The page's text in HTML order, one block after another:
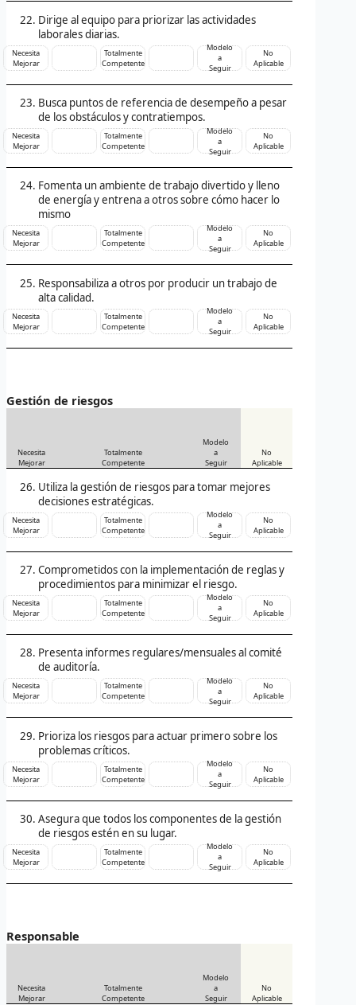
Dirige al equipo para priorizar las actividades
laborales diarias.
Necesita
Mejorar
Totalmente
Competente
Modelo
a
Seguir
No
Aplicable
Busca puntos de referencia de desempeño a pesar
de los obstáculos y contratiempos.
Necesita
Mejorar
Totalmente
Competente
Modelo
a
Seguir
No
Aplicable
Fomenta un ambiente de trabajo divertido y lleno
de energía y entrena a otros sobre cómo hacer lo
mismo
Necesita
Mejorar
Totalmente
Competente
Modelo
a
Seguir
No
Aplicable
Responsabiliza a otros por producir un trabajo de
alta calidad.
Necesita
Mejorar
Totalmente
Competente
Modelo
a
Seguir
No
Aplicable
Gestión de riesgos
Necesita
Mejorar
Totalmente
Competente
Modelo
a
Seguir
No
Aplicable
Utiliza la gestión de riesgos para tomar mejores
decisiones estratégicas.
Necesita
Mejorar
Totalmente
Competente
Modelo
a
Seguir
No
Aplicable
Comprometidos con la implementación de reglas y
procedimientos para minimizar el riesgo.
Necesita
Mejorar
Totalmente
Competente
Modelo
a
Seguir
No
Aplicable
Presenta informes regulares/mensuales al comité
de auditoría.
Necesita
Mejorar
Totalmente
Competente
Modelo
a
Seguir
No
Aplicable
Prioriza los riesgos para actuar primero sobre los
problemas críticos.
Necesita
Mejorar
Totalmente
Competente
Modelo
a
Seguir
No
Aplicable
Asegura que todos los componentes de la gestión
de riesgos estén en su lugar.
Necesita
Mejorar
Totalmente
Competente
Modelo
a
Seguir
No
Aplicable
Responsable
Necesita
Mejorar
Totalmente
Competente
Modelo
a
Seguir
No
Aplicable